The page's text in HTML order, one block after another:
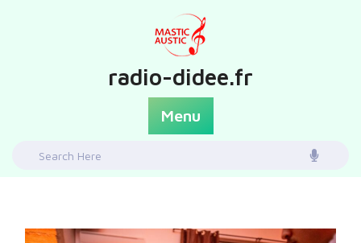
radio-didee.fr
Menu
Search